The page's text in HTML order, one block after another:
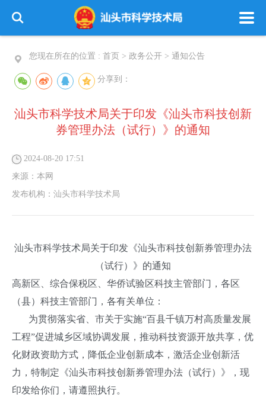
您现在所在的位置 : 首页 > 政务公开 > 通知公告
分享到：
汕头市科学技术局关于印发《汕头市科技创新
券管理办法（试行）》的通知
2024-08-20 17:51
来源： 本网
发布机构： 汕头市科学技术局
汕头市科学技术局关于印发《汕头市科技创新券管理办法
（试行）》的通知
高新区、综合保税区、华侨试验区科技主管部门，各区
（县）科技主管部门，各有关单位：
为贯彻落实省、市关于实施“百县千镇万村高质量发展
工程”促进城乡区域协调发展，推动科技资源开放共享，优
化财政资助方式，降低企业创新成本，激活企业创新活
力，特制定《汕头市科技创新券管理办法（试行）》，现
印发给你们，请遵照执行。